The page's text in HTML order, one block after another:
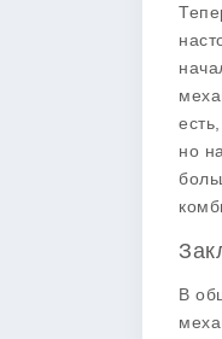
но
В